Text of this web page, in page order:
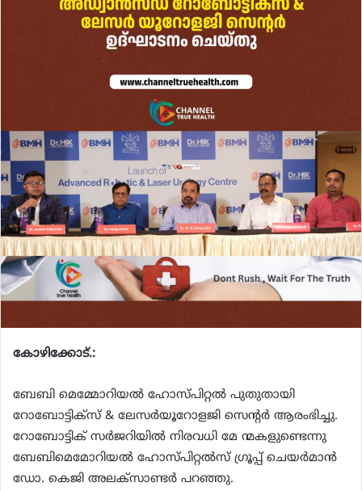
കോഴിക്കോട്.:
ബേബി മെമ്മോറിയൽ ഹോസ്പിറ്റൽ പുതുതായി
റോബോട്ടിക്സ് & ലേസർയൂറോളജി സെന്റർ ആരംഭിച്ചു.
റോബോട്ടിക് സർജറിയിൽ നിരവധി മേ ന്മകളുണ്ടെന്നു
ബേബിമെമോറിയൽ ഹോസ്പിറ്റൽസ് ഗ്രൂപ്പ്‌ ചെയർമാൻ
ഡോ. കെജി അലക്സാണ്ടർ പറഞ്ഞു.